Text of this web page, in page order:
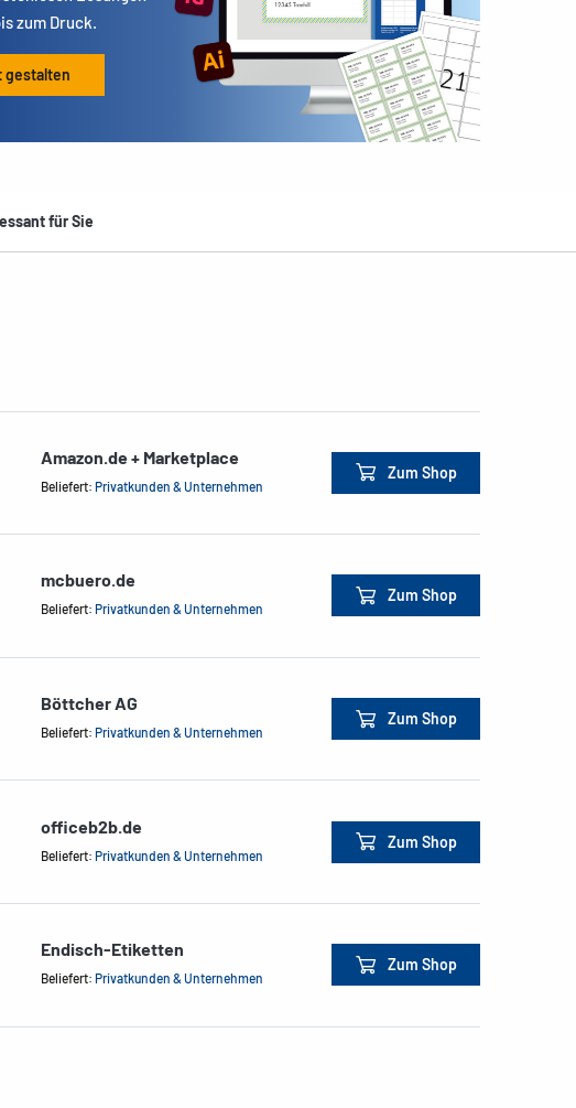
zum Druck.
gestalten
für Sie
Amazon.de + Marketplace
Beliefert: Privatkunden & Unternehmen
Zum Shop
mcbuero.de
Beliefert: Privatkunden & Unternehmen
Zum Shop
Böttcher AG
Beliefert: Privatkunden & Unternehmen
Zum Shop
officeb2b.de
Beliefert: Privatkunden & Unternehmen
Zum Shop
Endisch-Etiketten
Beliefert: Privatkunden & Unternehmen
Zum Shop